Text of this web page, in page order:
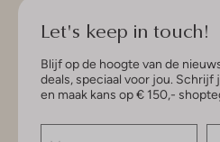
Let's keep in touch!
Blijf op de hoogte van de
deals, speciaal voor jou.
en maak kans op € 150,-